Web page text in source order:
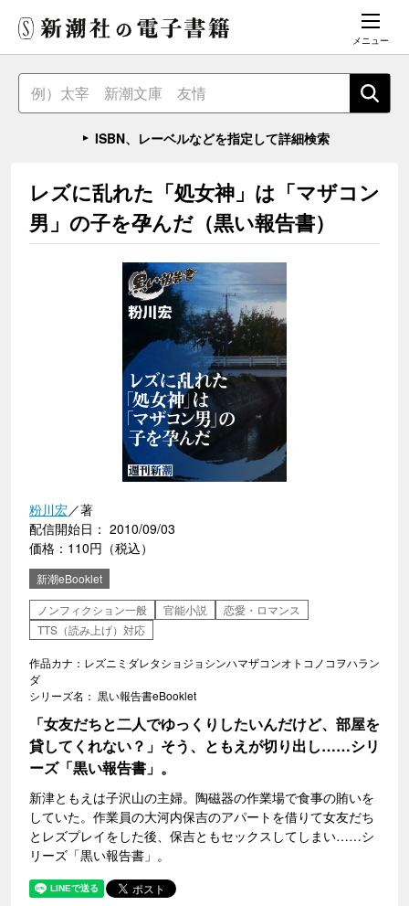
メニュー
ISBN、レーベルなどを指定して詳細検索
レズに乱れた「処女神」は「マザコン
男」の子を孕んだ（黒い報告書）
粉川宏／著
配信開始日： 2010/09/03
価格：110円（税込）
新潮eBooklet
ノンフィクション一般
官能小説
恋愛・ロマンス
TTS（読み上げ）対応
作品カナ：レズニミダレタショジョシンハマザコンオトコノコヲハラン
ダ
シリーズ名： 黒い報告書eBooklet
「女友だちと二人でゆっくりしたいんだけど、部屋を
貸してくれない？」そう、ともえが切り出し……シリ
ーズ「黒い報告書」。
新津ともえは子沢山の主婦。陶磁器の作業場で食事の賄いを
していた。作業員の大河内保吉のアパートを借りて女友だち
とレズプレイをした後、保吉ともセックスしてしまい……シ
リーズ「黒い報告書」。